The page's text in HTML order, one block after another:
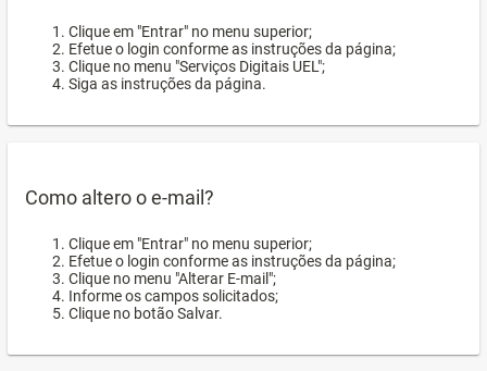
Clique em "Entrar" no menu superior;
Efetue o login conforme as instruções da página;
Clique no menu "Serviços Digitais UEL";
Siga as instruções da página.
Como altero o e-mail?
Clique em "Entrar" no menu superior;
Efetue o login conforme as instruções da página;
Clique no menu "Alterar E-mail";
Informe os campos solicitados;
Clique no botão Salvar.